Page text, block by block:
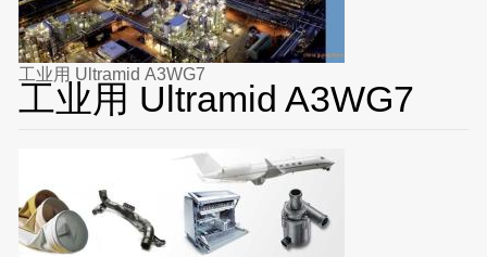
工业用 Ultramid A3WG7
工业用 Ultramid A3WG7